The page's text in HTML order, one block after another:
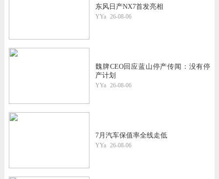
东风日产NX7首发亮相
YYa 26-08-06
魏牌CEO回应蓝山停产传闻：没有停
产计划
YYa 26-08-06
7月汽车保值率全线走低
YYa 26-08-06